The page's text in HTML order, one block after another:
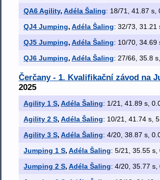
QA6 Agility, Adéla Šaling: 18/71, 41.87 s,
QJ4 Jumping, Adéla Šaling: 32/73, 31.21
QJ5 Jumping, Adéla Šaling: 10/70, 34.69
QJ6 Jumping, Adéla Šaling: 27/66, 35.8
Čerčany - 1. Kvalifikační závod na
2025
Agility 1 S, Adéla Šaling: 1/21, 41.89 s,
Agility 2 S, Adéla Šaling: 10/21, 41.74 s,
Agility 3 S, Adéla Šaling: 4/20, 38.87 s,
Jumping 1 S, Adéla Šaling: 5/21, 35.55 s,
Jumping 2 S, Adéla Šaling: 4/20, 35.77 s,